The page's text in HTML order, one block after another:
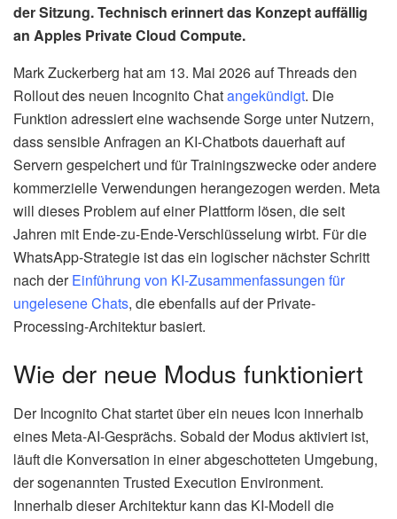
der Sitzung. Technisch erinnert das Konzept auffällig
an Apples Private Cloud Compute.
Mark Zuckerberg hat am 13. Mai 2026 auf Threads den
Rollout des neuen Incognito Chatangekündigt. Die
Funktion adressiert eine wachsende Sorge unter Nutzern,
dass sensible Anfragen an KI-Chatbots dauerhaft auf
Servern gespeichert und für Trainingszwecke oder andere
kommerzielle Verwendungen herangezogen werden. Meta
will dieses Problem auf einer Plattform lösen, die seit
Jahren mit Ende-zu-Ende-Verschlüsselung wirbt. Für die
WhatsApp-Strategie ist das ein logischer nächster Schritt
nach derEinführung von KI-Zusammenfassungen für
ungelesene Chats, die ebenfalls auf der Private-
Processing-Architektur basiert.
Wie der neue Modus funktioniert
Der Incognito Chat startet über ein neues Icon innerhalb
eines Meta-AI-Gesprächs. Sobald der Modus aktiviert ist,
läuft die Konversation in einer abgeschotteten Umgebung,
der sogenannten Trusted Execution Environment.
Innerhalb dieser Architektur kann das KI-Modell die